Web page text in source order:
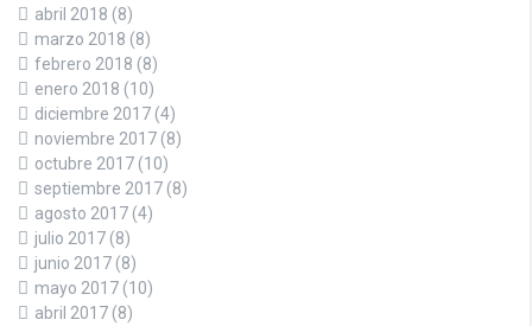
abril 2018 (8)
marzo 2018 (8)
febrero 2018 (8)
enero 2018 (10)
diciembre 2017 (4)
noviembre 2017 (8)
octubre 2017 (10)
septiembre 2017 (8)
agosto 2017 (4)
julio 2017 (8)
junio 2017 (8)
mayo 2017 (10)
abril 2017 (8)